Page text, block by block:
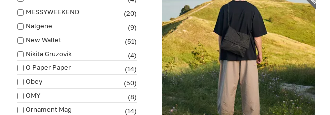
MESSYWEEKEND
(20)
Nalgene
(9)
New Wallet
(51)
Nikita Gruzovik
(4)
O Paper Paper
(14)
Obey
(50)
OMY
(8)
Ornament Mag
(14)